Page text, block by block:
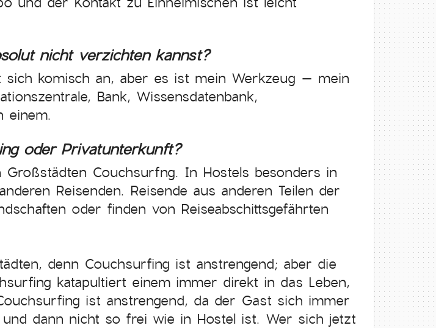
nicht verzichten kannst?
komisch an, aber es ist mein Werkzeug – mein
Bank, Wissensdatenbank,
einem.
oder Privatunterkunft?
Couchsurfng. In Hostels besonders in
Reisenden. Reisende aus anderen Teilen der
oder finden von Reiseabschittsgefährten
denn Couchsurfing ist anstrengend; aber die
katapultiert einem immer direkt in das Leben,
ist anstrengend, da der Gast sich immer
und dann nicht so frei wie in Hostel ist. Wer sich jetzt